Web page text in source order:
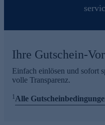
Ihre Gutschein-
Einfach einlösen und sofort
volle Transparenz.
1Alle